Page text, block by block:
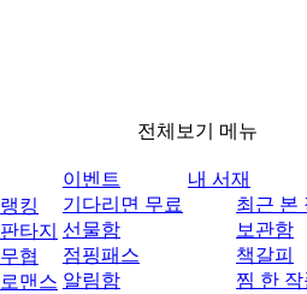
전체보기 메뉴
랭킹
판타지
무협
로맨스
이벤트
기다리면 무료
선물함
점핑패스
알림함
내 서재
최근 본
보관함
책갈피
찜 한 작